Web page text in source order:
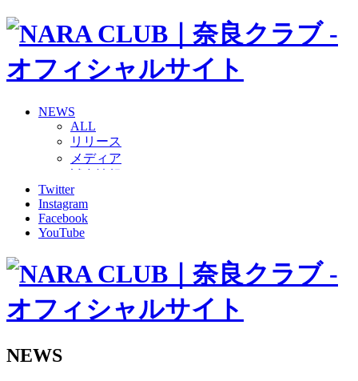
NEWS
ALL
リリース
メディア
グッズ
ファンコミュニティ
普及・育成
ホームタウン
その他
2026/27トップチーム
2026/27トップチームスタッフ
Twitter
Instagram
Facebook
YouTube
NEWS